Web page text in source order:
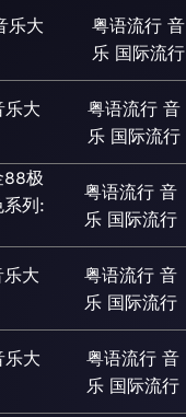
乐大
粤语流行 音
乐 国际流行
乐大
粤语流行 音
乐 国际流行
88极
系列:
粤语流行 音
乐 国际流行
大
粤语流行 音
乐 国际流行
乐大
粤语流行 音
乐 国际流行